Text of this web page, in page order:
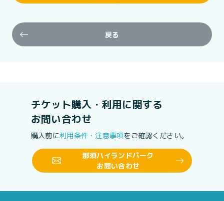
戻る
チケット購入・利用に関する
お問い合わせ
購入前に利用条件・注意事項をご確認ください。
那須ハイランドパーク
お問い合わせ